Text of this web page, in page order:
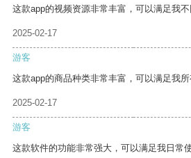
这款app的视频资源非常丰富，可以满足我不
2025-02-17
游客
这款app的商品种类非常丰富，可以满足我所
2025-02-17
游客
这款软件的功能非常强大，可以满足我日常